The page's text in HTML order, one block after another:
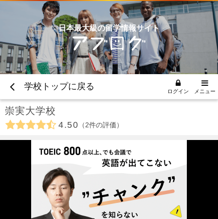
日本最大級の留学情報サイト
学校トップに戻る ログイン メニュー
崇実大学校
4.50 2件の評価